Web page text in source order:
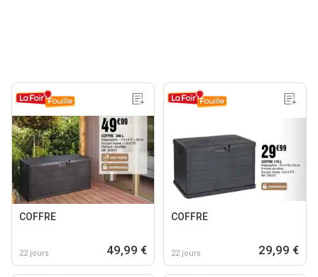
COFFRE
22 jours 49,99 €
COFFRE
22 jours 29,99 €